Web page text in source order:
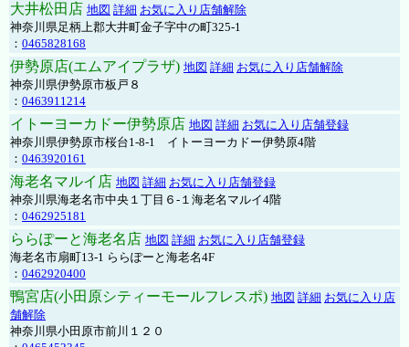
大井松田店 地図 詳細 お気に入り店舗解除
神奈川県足柄上郡大井町金子字中の町325-1
： 0465828168
伊勢原店(エムアイプラザ) 地図 詳細 お気に入り店舗解除
神奈川県伊勢原市板戸８
： 0463911214
イトーヨーカドー伊勢原店 地図 詳細 お気に入り店舗登録
神奈川県伊勢原市桜台1-8-1 イトーヨーカドー伊勢原4階
： 0463920161
海老名マルイ店 地図 詳細 お気に入り店舗登録
神奈川県海老名市中央１丁目６-１海老名マルイ4階
： 0462925181
ららぽーと海老名店 地図 詳細 お気に入り店舗登録
海老名市扇町13-1 ららぽーと海老名4F
： 0462920400
鴨宮店(小田原シティーモールフレスポ) 地図 詳細 お気に入り店
舗解除
神奈川県小田原市前川１２０